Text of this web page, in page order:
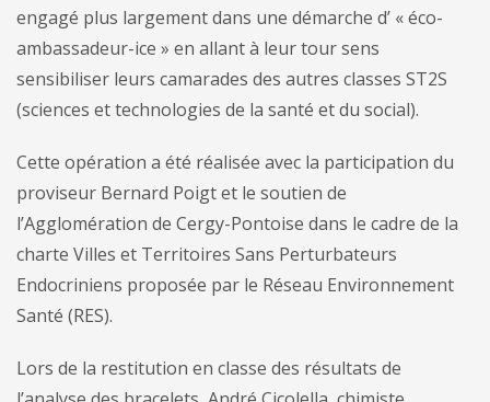
engagé plus largement dans une démarche d’ « éco-
ambassadeur-ice » en allant à leur tour sens
sensibiliser leurs camarades des autres classes ST2S
(sciences et technologies de la santé et du social).
Cette opération a été réalisée avec la participation du
proviseur Bernard Poigt et le soutien de
l’Agglomération de Cergy-Pontoise dans le cadre de la
charte Villes et Territoires Sans Perturbateurs
Endocriniens proposée par le Réseau Environnement
Santé (RES).
Lors de la restitution en classe des résultats de